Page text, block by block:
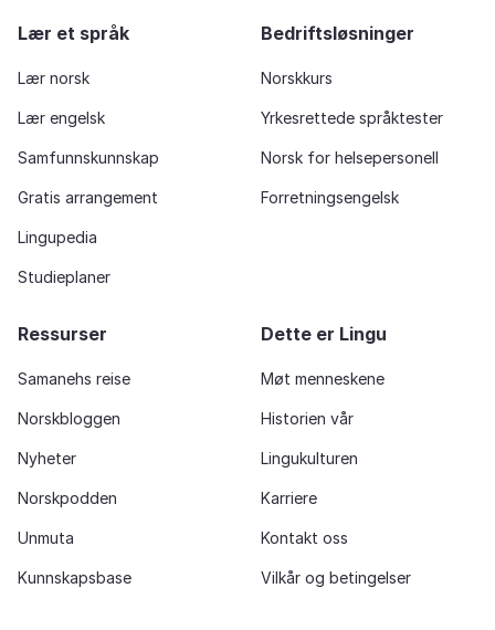
Lær et språk
Lær norsk
Lær engelsk
Samfunnskunnskap
Gratis arrangement
Lingupedia
Studieplaner
Bedriftsløsninger
Norskkurs
Yrkesrettede språktester
Norsk for helsepersonell
Forretningsengelsk
Ressurser
Samanehs reise
Norskbloggen
Nyheter
Norskpodden
Unmuta
Kunnskapsbase
Dette er Lingu
Møt menneskene
Historien vår
Lingukulturen
Karriere
Kontakt oss
Vilkår og betingelser